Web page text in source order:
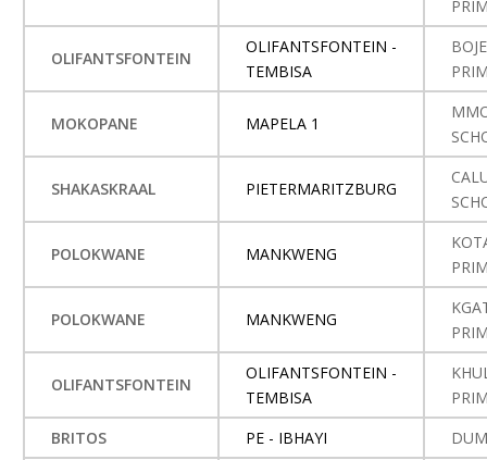
OLIFANTSFONTEIN
OLIFANTSFONTEIN -
TEMBISA
MOKOPANE MAPELA 1
SHAKASKRAAL PIETERMARITZBURG
POLOKWANE MANKWENG
POLOKWANE MANKWENG
OLIFANTSFONTEIN
OLIFANTSFONTEIN -
TEMBISA
BRITOS
PE - IBHAYI